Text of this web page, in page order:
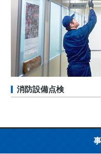
消防設備点検